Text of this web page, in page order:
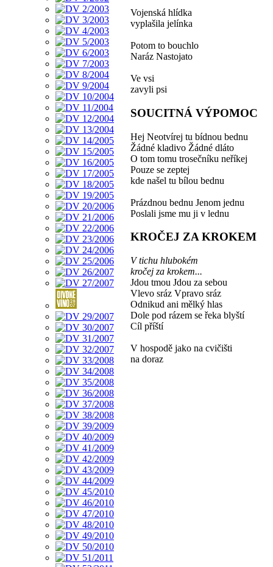
Vojenská hlídka
vyplašila jelínka
Potom to bouchlo
Naráz Nastojato
Ve vsi
zavyli psi
SOUCITNÁ VÝPOMOC
Hej Neotvírej tu bídnou bednu
Žádné kladivo Žádné dláto
O tom tomu trosečníku neříkej
Pouze se zeptej
kde našel tu bílou bednu
Prázdnou bednu Jenom jednu
Poslali jsme mu ji v lednu
KROČEJ ZA KROKEM
V tichu hlubokém
kročej za krokem...
Jdou tmou Jdou za sebou
Vlevo sráz Vpravo sráz
Odnikud ani mělký hlas
Dole pod rázem se řeka blyští
Cíl příští
V hospodě jako na cvičišti
na doraz